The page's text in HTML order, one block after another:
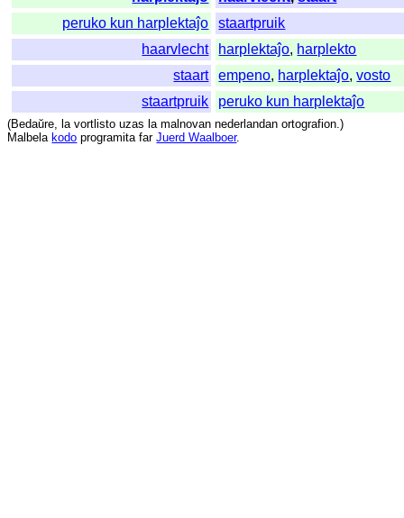
peruko kun harplektaĵo
staartpruik
haarvlecht
harplektaĵo, harplekto
staart
empeno, harplektaĵo,vosto
staartpruik
peruko kun harplektaĵo
(Bedaŭre, la vortlisto uzas la malnovan nederlandan ortografion.)
Malbela kodo programita far Juerd Waalboer.